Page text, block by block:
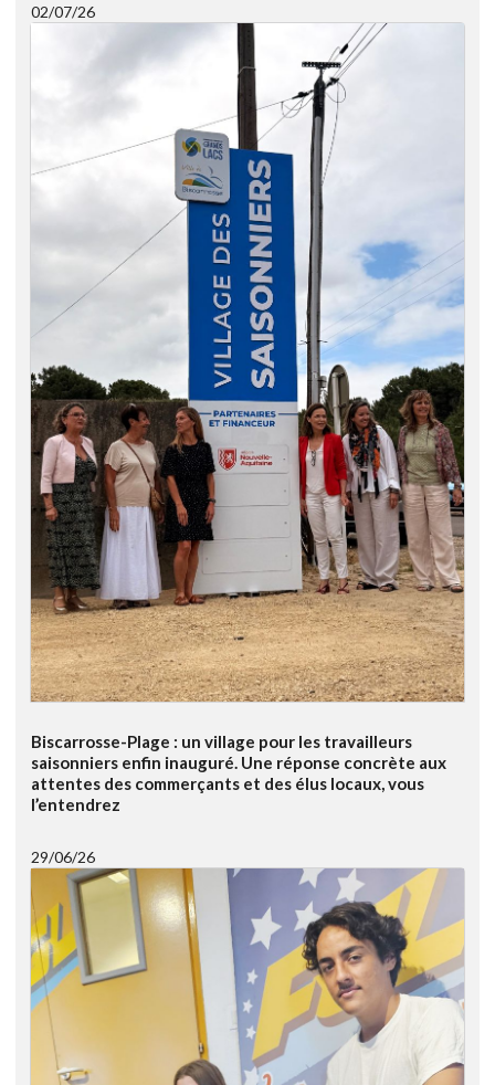
02/07/26
Biscarrosse-Plage : un village pour les travailleurs
saisonniers enfin inauguré. Une réponse concrète aux
attentes des commerçants et des élus locaux, vous
l’entendrez
29/06/26